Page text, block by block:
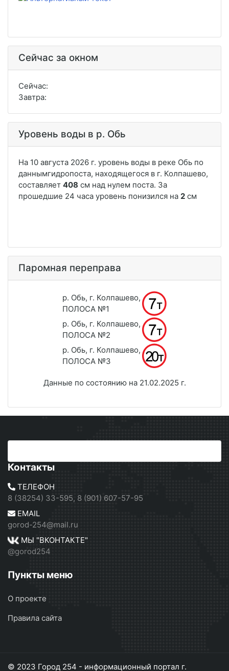
Сейчас за окном
Сейчас:
Завтра:
Уровень воды в р. Обь
Паромная переправа
р. Обь, г. Колпашево,
ПОЛОСА №1
р. Обь, г. Колпашево,
ПОЛОСА №2
р. Обь, г. Колпашево,
ПОЛОСА №3
Данные по состоянию на 21.02.2025 г.
Контакты
ТЕЛЕФОН
8 (38254) 33-595, 8 (901) 607-57-95
EMAIL
gorod-254@mail.ru
МЫ "ВКОНТАКТЕ"
@gorod254
Пункты меню
О проекте
Правила сайта
© 2023 Город 254 - информационный портал г.